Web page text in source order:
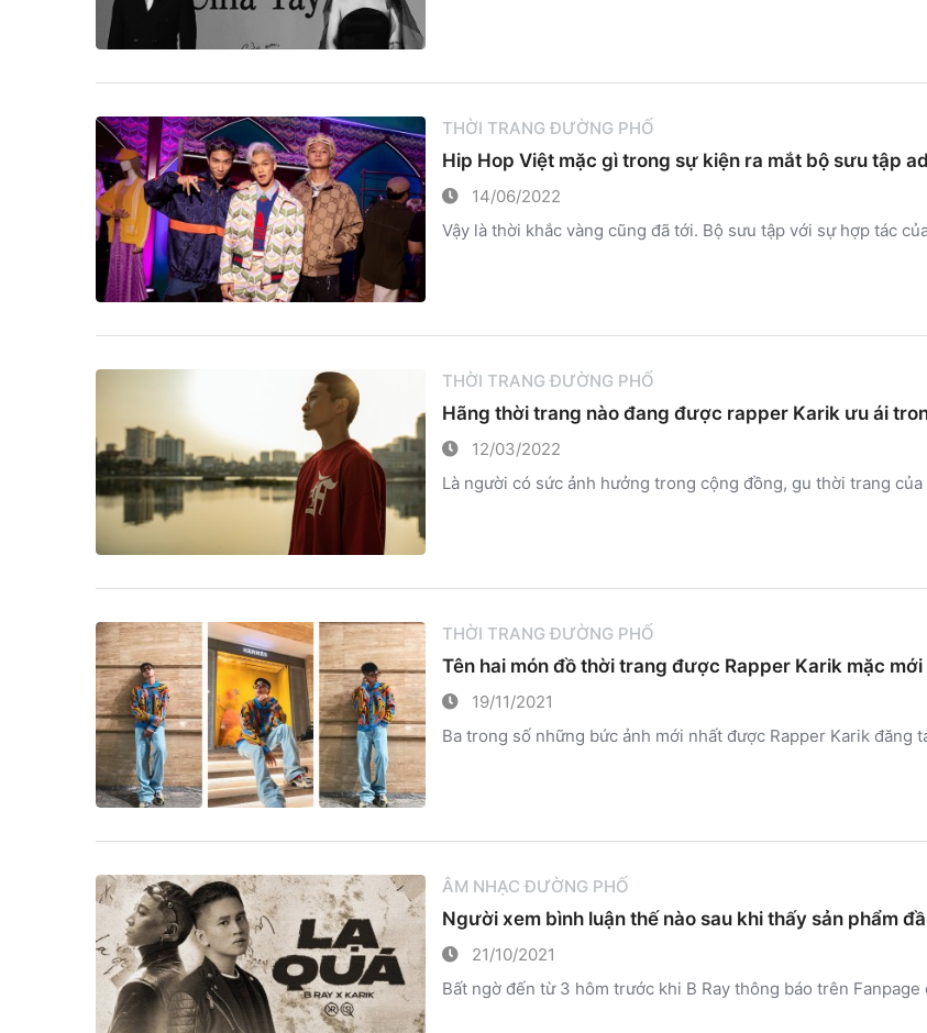
THỜI TRANG ĐƯỜNG PHỐ
Hip Hop Việt mặc gì trong sự kiện ra mắt bộ sưu tập
14/06/2022
Vậy là thời khắc vàng cũng đã tới. Bộ sưu tập với sự hợp tác
THỜI TRANG ĐƯỜNG PHỐ
Hãng thời trang nào đang được rapper Karik ưu ái
12/03/2022
Là người có sức ảnh hưởng trong cộng đồng, gu thời trang
THỜI TRANG ĐƯỜNG PHỐ
Tên hai món đồ thời trang được Rapper Karik mặc
19/11/2021
Ba trong số những bức ảnh mới nhất được Rapper Karik đăng
ÂM NHẠC ĐƯỜNG PHỐ
Người xem bình luận thế nào sau khi thấy sản phẩm
21/10/2021
Bất ngờ đến từ 3 hôm trước khi B Ray thông báo trên